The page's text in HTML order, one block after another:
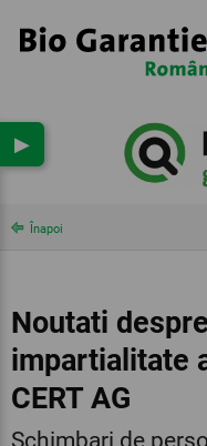
Înapoi
Noutati
impartialitate
CERT AG
Schimbari de
▶